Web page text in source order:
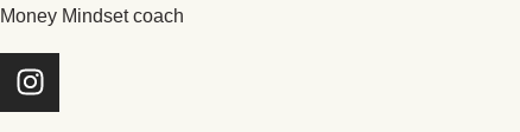
Money Mindset coach